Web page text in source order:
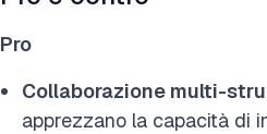
Pro
Collaborazione multi-
apprezzano la capacità di